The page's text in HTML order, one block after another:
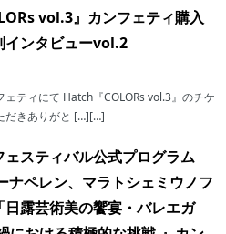
vol.3』カンフェティ購入
インタビューvol.2
ェティにて Hatch『COLORs vol.3』のチケ
だきありがと […][…]
ェスティバル公式プログラム
ナペレン、マラトシェミウノフ
日露芸術美の饗宴・バレエガ